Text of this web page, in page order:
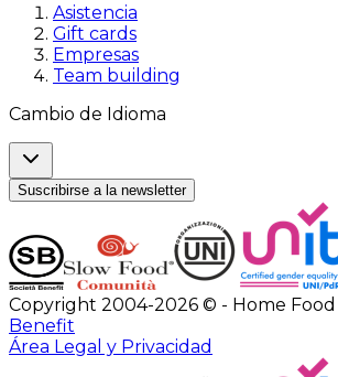
Asistencia
Gift cards
Empresas
Team building
Cambio de Idioma
Suscribirse a la newsletter
Copyright 2004-2026 © - Home Food
Benefit
Área Legal y Privacidad